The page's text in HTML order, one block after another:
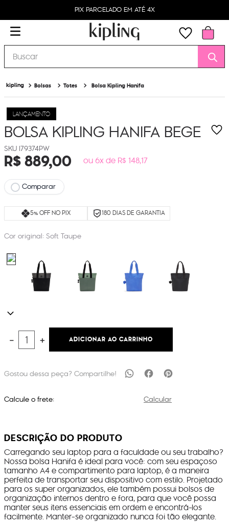
PIX PARCELADO EM ATÉ 4X
Buscar
Bolsas Totes Bolsa Kipling Hanifa
LANÇAMENTO
BOLSA KIPLING HANIFABEGE
I79374PW
R$889,00 ou 6x de R$ 148,17
Comparar
5% OFF NO PIX 180 DIAS DE GARANTIA
Cor original: Soft Taupe
＋
－ ADICIONAR AO CARRINHO
Calcule o frete: Calcular
DESCRIÇÃO DO PRODUTO
Carregando seu laptop para a faculdade ou seu trabalho?
Nossa bolsa Hanifa é ideal para você: com seu espaçoso
tamanho A4 e compartimento para laptop, é a maneira
perfeita de transportar seu dispositivo com estilo. Projetado
para os super organizados, ele também possui bolsos de
organização internos dentro e fora, para que você possa
manter seus itens essenciais em ordem e encontrá-los
facilmente. Manter-se organizado nunca foi tão elegante.